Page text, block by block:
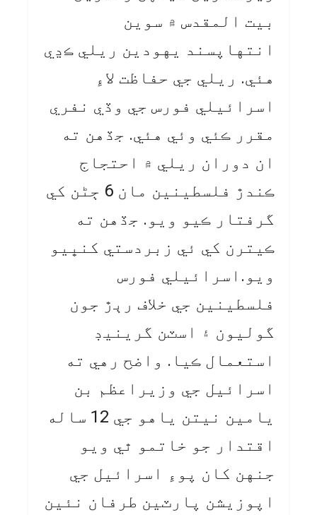
بيت المقدس ۾ سوين
انتهاپسند يهودين ريلي ڪڍي
هئي. ريلي جي حفاظت لاءِ
اسرائيلي فورس جي وڏي نفري
مقرر ڪئي وئي هئي. جڏهن ته
ان دوران ريلي ۾ احتجاج
ڪندڙ فلسطينين مان 6 ڄڻن کي
گرفتار ڪيو ويو. جڏهن ته
ڪيترن کي ئي زبردستي کنڀيو
ويو.اسرائيلي فورس
فلسطينين جي خلاف رٻڙ جون
گوليون ۽ اسٽن گرينيڊ
استعمال ڪيا. واضح رهي ته
اسرائيل جي وزيراعظم بن
يامين نيتن ياهو جي 12 ساله
اقتدار جو خاتمو ٿي ويو
جنهن کان پوءِ اسرائيل جي
اپوزيشن پارٽين طرفان نئين